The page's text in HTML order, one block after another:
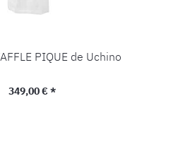
PIQUE de Uchino
Precio normal:
349,00 € *